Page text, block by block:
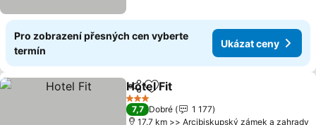
Pro zobrazení přesných cen vyberte
termín
Ukázat ceny
SdíletPřidat na seznam oblíbených
Hotel Fit
3 Počet hvězdiček
7,7 Dobré
1 177
17.7 km >> Arcibiskupský zámek a zahrady